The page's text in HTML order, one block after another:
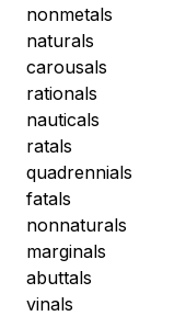
nonmetals
naturals
carousals
rationals
nauticals
ratals
quadrennials
fatals
nonnaturals
marginals
abuttals
vinals